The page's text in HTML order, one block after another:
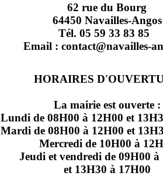
62 rue du Bourg
64450 Navailles-Angos
Tél. 05 59 33 83 85
Email : contact@navailles-
HORAIRES
La mairie est ouverte :
Lundi de 08H00 à 12H00 et
Mardi de 08H00 à 12H00 et
Mercredi de 10H00 à
Jeudi et vendredi de 09H00 à
et 13H30 à 17H00